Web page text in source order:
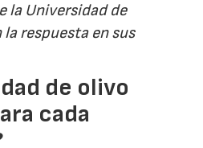
la Universidad de
respuesta en sus
de olivo
cada